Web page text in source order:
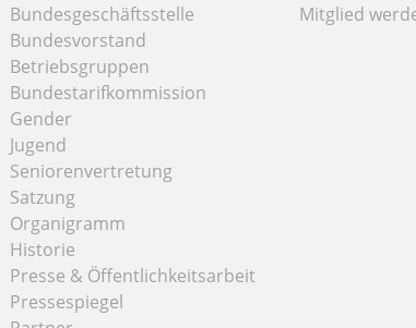
Bundesgeschäftsstelle
Bundesvorstand
Betriebsgruppen
Bundestarifkommission
Gender
Jugend
Seniorenvertretung
Satzung
Organigramm
Historie
Presse & Öffentlichkeitsarbeit
Pressespiegel
Mitglied